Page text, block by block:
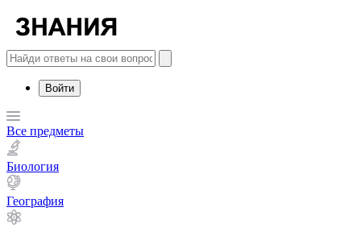
Войти
Все предметы
Биология
География